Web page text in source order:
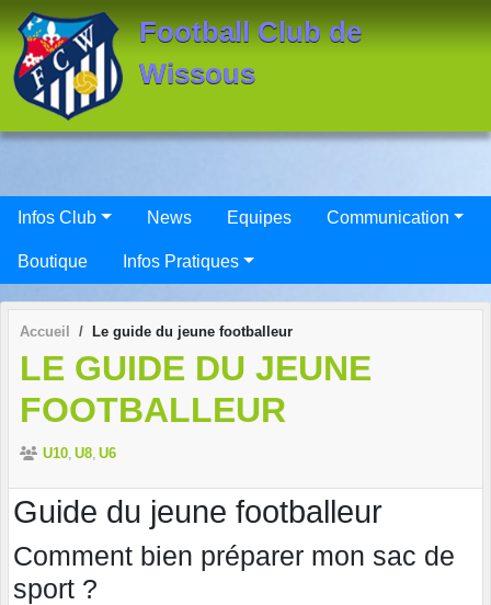
Football Club de
Wissous
Infos Club News Equipes Communication
Boutique Infos Pratiques
Accueil Le guide du jeune footballeur
LE GUIDE DU JEUNE
FOOTBALLEUR
U10 U8 U6
Guide du jeune footballeur
Comment bien préparer mon sac de
sport ?
Panneau de gestion des cookies